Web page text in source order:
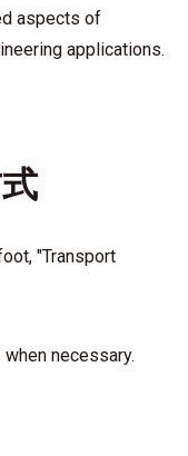
aspects of
applications.
"Transport
necessary.